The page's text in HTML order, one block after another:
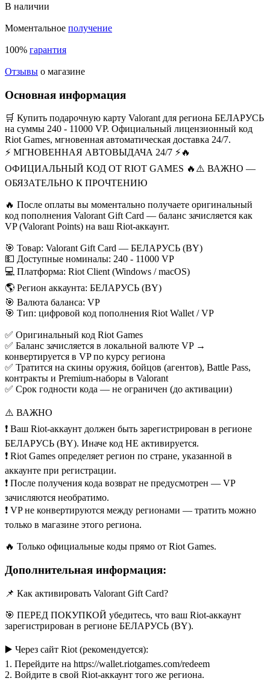
В наличии
Моментальное получение
100% гарантия
Отзывы о магазине
Основная информация
🛒 Купить подарочную карту Valorant для региона БЕЛАРУСЬ
на суммы 240 - 11000 VP. Официальный лицензионный код
Riot Games, мгновенная автоматическая доставка 24/7.
⚡️ МГНОВЕННАЯ АВТОВЫДАЧА 24/7 ⚡️🔥
ОФИЦИАЛЬНЫЙ КОД ОТ RIOT GAMES 🔥 ⚠️ ВАЖНО —
ОБЯЗАТЕЛЬНО К ПРОЧТЕНИЮ
🔥 После оплаты вы моментально получаете оригинальный
код пополнения Valorant Gift Card — баланс зачисляется как
VP (Valorant Points) на ваш Riot-аккаунт.
🎯 Товар: Valorant Gift Card — БЕЛАРУСЬ (BY)
💵 Доступные номиналы: 240 - 11000 VP
💻 Платформа: Riot Client (Windows / macOS)
🌎 Регион аккаунта: БЕЛАРУСЬ (BY)
🎯 Валюта баланса: VP
🎯 Тип: цифровой код пополнения Riot Wallet / VP
✅ Оригинальный код Riot Games
✅ Баланс зачисляется в локальной валюте VP →
конвертируется в VP по курсу региона
✅ Тратится на скины оружия, бойцов (агентов), Battle Pass,
контракты и Premium-наборы в Valorant
✅ Срок годности кода — не ограничен (до активации)
⚠️ ВАЖНО
❗ Ваш Riot-аккаунт должен быть зарегистрирован в регионе
БЕЛАРУСЬ (BY). Иначе код НЕ активируется.
❗ Riot Games определяет регион по стране, указанной в
аккаунте при регистрации.
❗ После получения кода возврат не предусмотрен — VP
зачисляются необратимо.
❗ VP не конвертируются между регионами — тратить можно
только в магазине этого региона.
🔥 Только официальные коды прямо от Riot Games.
Дополнительная информация:
📌 Как активировать Valorant Gift Card?
🎯 ПЕРЕД ПОКУПКОЙ убедитесь, что ваш Riot-аккаунт
зарегистрирован в регионе БЕЛАРУСЬ (BY).
▶️ Через сайт Riot (рекомендуется):
1. Перейдите на https://wallet.riotgames.com/redeem
2. Войдите в свой Riot-аккаунт того же региона.